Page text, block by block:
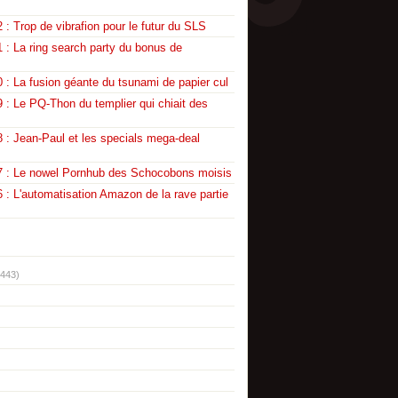
: Trop de vibrafion pour le futur du SLS
: La ring search party du bonus de
: La fusion géante du tsunami de papier cul
: Le PQ-Thon du templier qui chiait des
: Jean-Paul et les specials mega-deal
: Le nowel Pornhub des Schocobons moisis
: L'automatisation Amazon de la rave partie